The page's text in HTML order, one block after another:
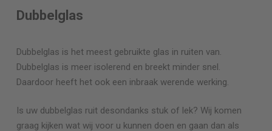
Dubbelglas
Dubbelglas is het meest gebruikte glas in ruiten van.
Dubbelglas is meer isolerend en breekt minder snel.
Daardoor heeft het ook een inbraak werende werking.
Is uw dubbelglas ruit desondanks stuk of lek? Wij komen
graag kijken wat wij voor u kunnen doen en gaan dan als